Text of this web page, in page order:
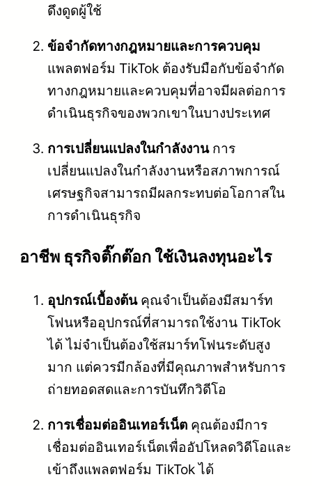
ดึงดูดผู้ใช้
ข้อจำกัดทางกฎหมายและการควบคุม
แพลตฟอร์ม TikTok ต้องรับมือกับข้อจำกัด
ทางกฎหมายและควบคุมที่อาจมีผลต่อการ
ดำเนินธุรกิจของพวกเขาในบางประเทศ
การเปลี่ยนแปลงในกำลังงานการ
เปลี่ยนแปลงในกำลังงานหรือสภาพการณ์
เศรษฐกิจสามารถมีผลกระทบต่อโอกาสใน
การดำเนินธุรกิจ
อาชีพ ธุรกิจติ๊กต๊อก ใช้เงินลงทุนอะไร
อุปกรณ์เบื้องต้นคุณจำเป็นต้องมีสมาร์ท
โฟนหรืออุปกรณ์ที่สามารถใช้งาน TikTok
ได้ ไม่จำเป็นต้องใช้สมาร์ทโฟนระดับสูง
มาก แต่ควรมีกล้องที่มีคุณภาพสำหรับการ
ถ่ายทอดสดและการบันทึกวิดีโอ
การเชื่อมต่ออินเทอร์เน็ต คุณต้องมีการ
เชื่อมต่ออินเทอร์เน็ตเพื่ออัปโหลดวิดีโอและ
เข้าถึงแพลตฟอร์ม TikTok ได้